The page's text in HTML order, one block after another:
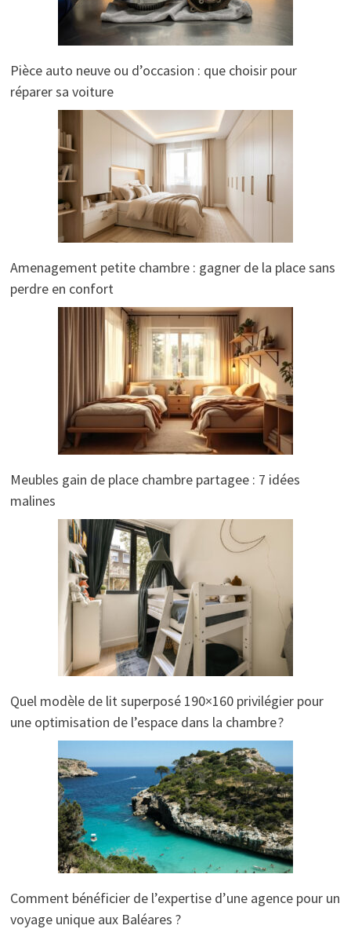
Pièce auto neuve ou d’occasion : que choisir pour
réparer sa voiture
Amenagement petite chambre : gagner de la place sans
perdre en confort
Meubles gain de place chambre partagee : 7 idées
malines
Quel modèle de lit superposé 190×160 privilégier pour
une optimisation de l’espace dans la chambre ?
Comment bénéficier de l’expertise d’une agence pour un
voyage unique aux Baléares ?